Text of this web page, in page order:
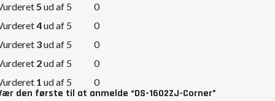
5 ud af 5
0
4ud af 5
0
3ud af 5
0
2ud af 5
0
1 ud af 5 0
den første til at anmelde “DS-1602ZJ-Corner”